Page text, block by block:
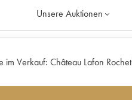
Unsere Auktionen
im Verkauf: Château Lafon Rochet